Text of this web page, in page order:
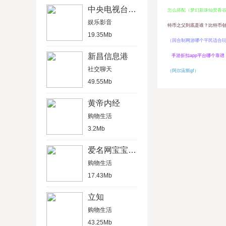
中央电视台直播
娱乐影音
19.35Mb
新昌信息港
社交聊天
49.55Mb
黄帝内经
购物生活
3.2Mb
爱名网宝宝起名
购物生活
17.43Mb
立知
购物生活
43.25Mb
怎么搭配（梦幻新诛仙焚香
特币之父到底是谁？比特币
（回合制网游哪个平民适合
手游折扣app平台哪个靠
（阿尔宙斯gf）